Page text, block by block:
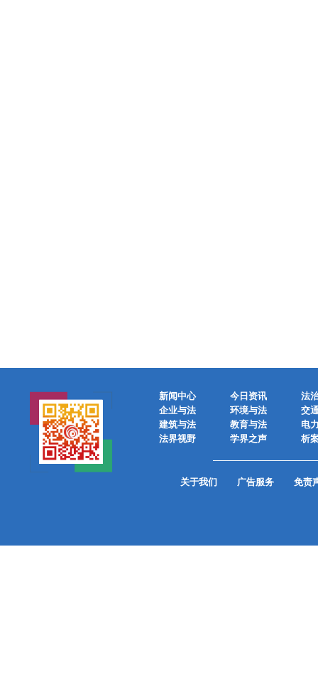
新闻中心 今日资讯
法
企业与法
环境与法
交
建筑与法
教育与法
电
法界视野
学界之声 析
关于我们 广告服务 免责